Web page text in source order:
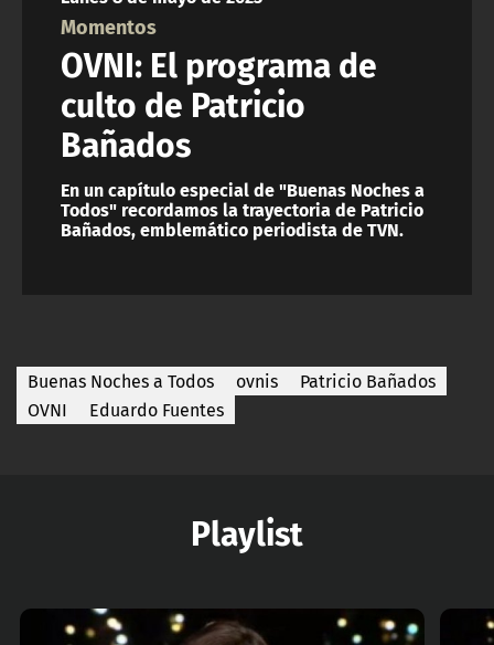
Momentos
OVNI: El programa de
culto de Patricio
Bañados
En un capítulo especial de "Buenas Noches a
Todos" recordamos la trayectoria de Patricio
Bañados, emblemático periodista de TVN.
Buenas Noches a Todos ovnis
Patricio Bañados
OVNI
Eduardo Fuentes
Playlist